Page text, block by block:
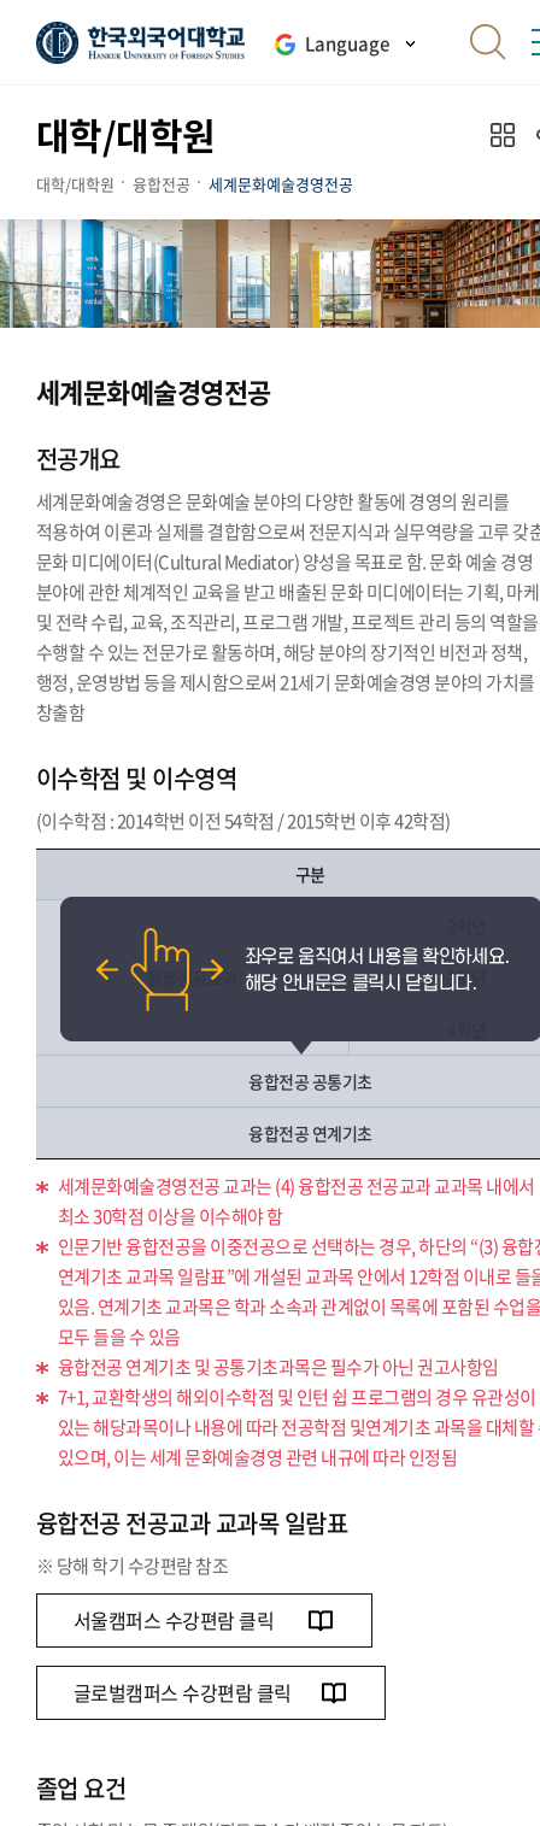
Language
대학/대학원
대학/대학원 융합전공 세계문화예술경영전공
세계문화예술경영전공
전공개요
세계문화예술경영은 문화예술 분야의 다양한 활동에 경영의 원리를
적용하여 이론과 실제를 결합함으로써 전문지식과 실무역량을 고루 갖
문화 미디에이터(Cultural Mediator) 양성을 목표로 함. 문화 예술 경영
분야에 관한 체계적인 교육을 받고 배출된 문화 미디에이터는 기획, 마
및 전략 수립, 교육, 조직관리, 프로그램 개발, 프로젝트 관리 등의 역할을
수행할 수 있는 전문가로 활동하며, 해당 분야의 장기적인 비전과 정책,
행정, 운영방법 등을 제시함으로써 21세기 문화예술경영 분야의 가치를
창출함
이수학점 및 이수영역
(이수학점 : 2014학번 이전 54학점 / 2015학번 이후 42학점)
구분
융합전공교과 3학년
융합전공 공통기초
융합전공 연계기초
세계문화예술경영전공 교과는 (4) 융합전공 전공교과 교과목 내에서
최소 30학점 이상을 이수해야 함
인문기반 융합전공을 이중전공으로 선택하는 경우, 하단의 “(3) 융합
연계기초 교과목 일람표”에 개설된 교과목 안에서 12학점 이내로 들
있음. 연계기초 교과목은 학과 소속과 관계없이 목록에 포함된 수업
모두 들을 수 있음
융합전공 연계기초 및 공통기초과목은 필수가 아닌 권고사항임
7+1, 교환학생의 해외이수학점 및 인턴 쉽 프로그램의 경우 유관성이
있는 해당과목이나 내용에 따라 전공학점 및연계기초 과목을 대체할
있으며, 이는 세계 문화예술경영 관련 내규에 따라 인정됨
융합전공 전공교과 교과목 일람표
※ 당해 학기 수강편람 참조
서울캠퍼스 수강편람 클릭
글로벌캠퍼스 수강편람 클릭
졸업 요건